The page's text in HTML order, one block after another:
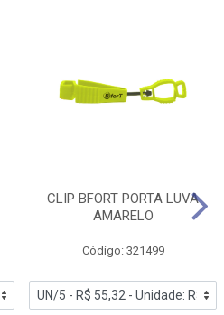
CLIP BFORT PORTA LUVA
AMARELO
Código: 321499